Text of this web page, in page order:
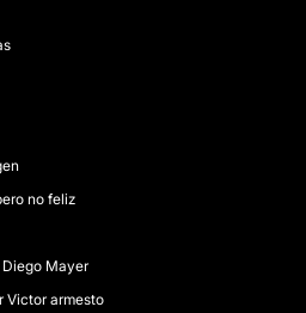
no feliz
Mayer
Victor armesto